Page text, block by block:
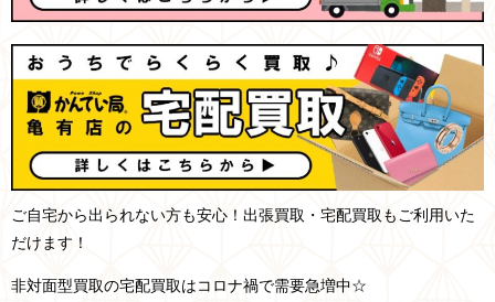
ご自宅から出られない方も安心！出張買取・宅配買取もご利用いた
だけます！
非対面型買取の宅配買取はコロナ禍で需要急増中☆